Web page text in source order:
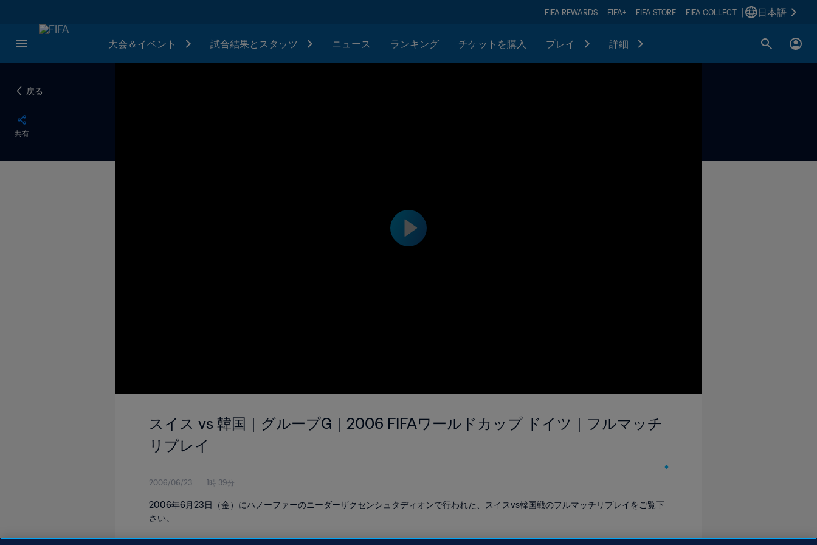
FIFA REWARDS FIFA+ FIFA STORE FIFA COLLECT 日本語
大会＆イベント 試合結果とスタッツ ニュース ランキング チケットを購入 プレイ 詳細
戻る
共有
スイス vs 韓国｜グループG｜2006 FIFAワールドカップ ドイツ｜フルマッチ
リプレイ
2006/06/23 1時 39分
2006年6月23日（金）にハノーファーのニーダーザクセンシュタディオンで行われた、スイスvs韓国戦のフルマッチリプレイをご覧下
さい。